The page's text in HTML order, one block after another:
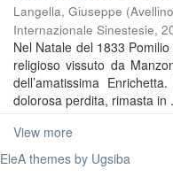
Langella, Giuseppe (
Internazionale Sinestesie,
Nel Natale del 1833
religioso vissuto da
dell’amatissima
dolorosa perdita, rimasta in
View more
EleA themes by Ugsiba